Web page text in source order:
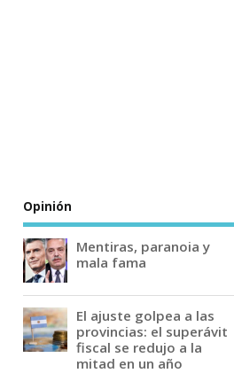
Opinión
Mentiras, paranoia y
mala fama
El ajuste golpea a las
provincias: el superávit
fiscal se redujo a la
mitad en un año